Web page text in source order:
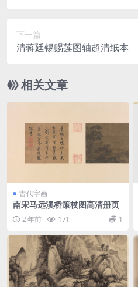
下一篇
清蒋廷锡赐莲图轴超清纸本
相关文章
古代字画
南宋马远溪桥策杖图高清册页
2 年前 171 1